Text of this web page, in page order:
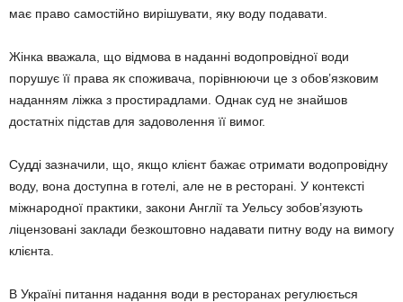
має право самостійно вирішувати, яку воду подавати.
Жінка вважала, що відмова в наданні водопровідної води
порушує її права як споживача, порівнюючи це з обов’язковим
наданням ліжка з простирадлами. Однак суд не знайшов
достатніх підстав для задоволення її вимог.
Судді зазначили, що, якщо клієнт бажає отримати водопровідну
воду, вона доступна в готелі, але не в ресторані. У контексті
міжнародної практики, закони Англії та Уельсу зобов’язують
ліцензовані заклади безкоштовно надавати питну воду на вимогу
клієнта.
В Україні питання надання води в ресторанах регулюється